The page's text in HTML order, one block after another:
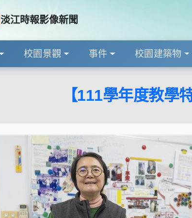
淡江時報影像新聞
校園景觀 事件 校園建築物
【111學年度教學